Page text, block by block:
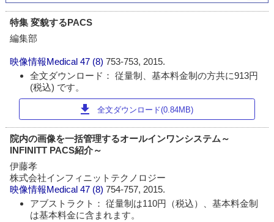
特集 変貌するPACS
編集部
映像情報Medical 47 (8)753-753, 2015.
全文ダウンロード： 従量制、基本料金制の方共に913円
(税込) です。
download 全文ダウンロード(0.84MB)
院内の画像を一括管理するオールインワンシステム～
INFINITT PACS紹介～
伊藤孝
株式会社インフィニットテクノロジー
映像情報Medical 47 (8)754-757, 2015.
アブストラクト： 従量制は110円（税込）、基本料金制
は基本料金に含まれます。